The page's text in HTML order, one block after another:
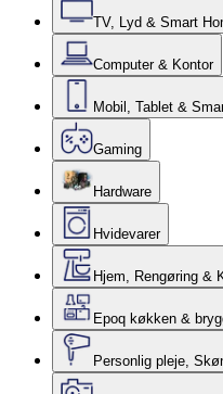
TV, Lyd & Smart
Computer & Kontor
Mobil, Tablet &
Gaming
Hardware
Hvidevarer
Hjem, Rengøring &
Epoq køkken &
Personlig pleje,